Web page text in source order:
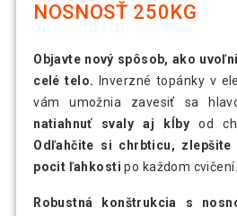
NOSNOSŤ 250KG
Objavte nový spôsob, ako
celé telo. Inverzné topánky v
vám umožnia zavesiť sa
natiahnuť svaly aj kĺby od
Odľahčite si chrbticu,
pocit ľahkosti po každom cvičení.
Robustná konštrukcia s